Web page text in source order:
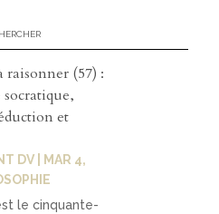
raisonner (57) :
et
DV
MAR 4,
le cinquante-